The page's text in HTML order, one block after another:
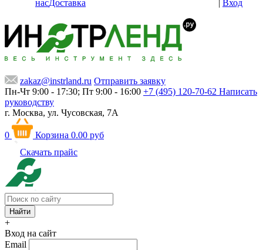
насДоставка
| Вход
zakaz@instrland.ru Отправить заявку
Пн-Чт 9:00 - 17:30; Пт 9:00 - 16:00 +7 (495) 120-70-62 Написать
руководству
г. Москва, ул. Чусовская, 7А
0 Корзина 0.00 руб
Скачать прайс
+
Вход на сайт
Email